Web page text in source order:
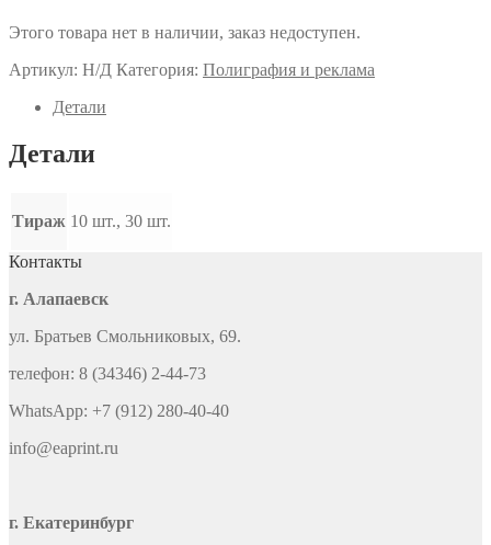
Этого товара нет в наличии, заказ недоступен.
Артикул: Н/Д Категория: Полиграфия и реклама
Детали
Детали
Тираж 10 шт., 30 шт.
Контакты
г. Алапаевск
ул. Братьев Смольниковых, 69.
телефон: 8 (34346) 2-44-73
WhatsApp: +7 (912) 280-40-40
info@eaprint.ru
г. Екатеринбург